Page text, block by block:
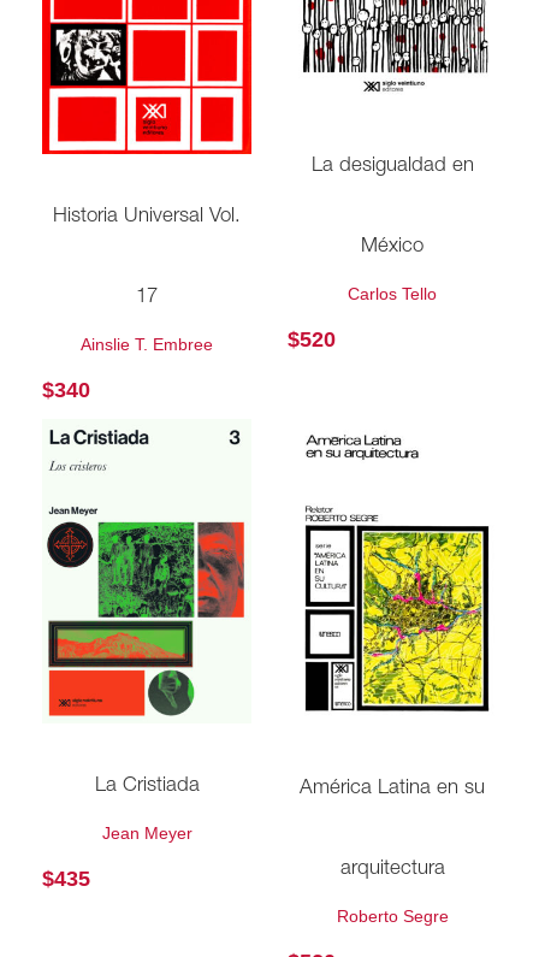
Historia Universal Vol.
17
Ainslie T. Embree
$340
La desigualdad en
México
Carlos Tello
$520
La Cristiada
Jean Meyer
$435
América Latina en su
arquitectura
Roberto Segre